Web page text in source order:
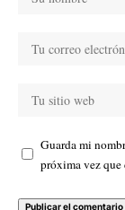
Guarda mi
próxima vez que